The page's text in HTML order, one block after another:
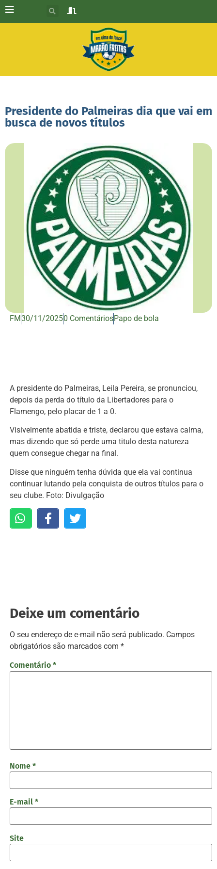
Presidente do Palmeiras dia que vai em
busca de novos títulos
FM30/11/20250 ComentáriosPapo de bola
A presidente do Palmeiras, Leila Pereira, se pronunciou,
depois da perda do título da Libertadores para o
Flamengo, pelo placar de 1 a 0.
Visivelmente abatida e triste, declarou que estava calma,
mas dizendo que só perde uma titulo desta natureza
quem consegue chegar na final.
Disse que ninguém tenha dúvida que ela vai continua
continuar lutando pela conquista de outros títulos para o
seu clube. Foto: Divulgação
Deixe um comentário
O seu endereço de e-mail não será publicado. Campos
obrigatórios são marcados com *
Comentário *
Nome *
E-mail *
Site